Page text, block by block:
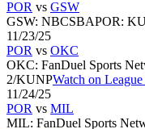
POR vs GSW
GSW: NBCSBAPOR:
11/23/25
POR vs OKC
OKC: FanDuel Sports
2/KUNPWatch on League
11/24/25
POR vs MIL
MIL: FanDuel Sports